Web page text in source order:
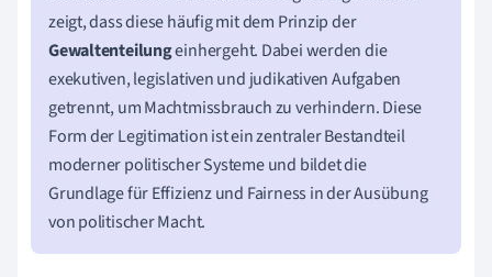
zeigt, dass diese häufig mit dem Prinzip der
Gewaltenteilungeinhergeht. Dabei werden die
exekutiven, legislativen und judikativen Aufgaben
getrennt, um Machtmissbrauch zu verhindern. Diese
Form der Legitimation ist ein zentraler Bestandteil
moderner politischer Systeme und bildet die
Grundlage für Effizienz und Fairness in der Ausübung
von politischer Macht.